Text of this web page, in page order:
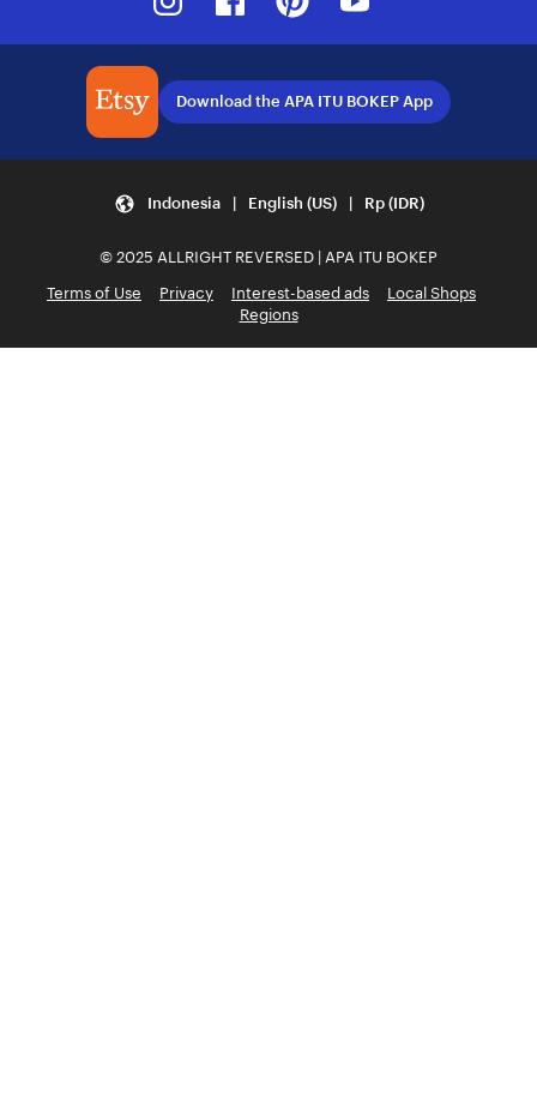
Download the APA ITU BOKEP App
Indonesia | English (US) | Rp (IDR)
© 2025 ALLRIGHT REVERSED | APA ITU BOKEP
Terms of Use
Privacy Interest-based ads
Local Shops
Regions